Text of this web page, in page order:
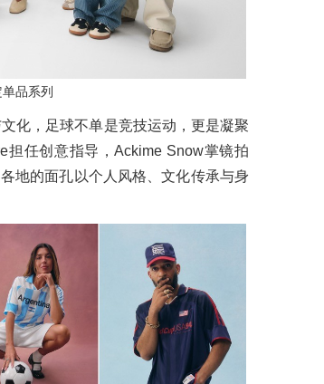
品系列
化，足球不单是竞技运动，更是凝聚
担任创意指导，Ackime Snow掌镜拍
地的面孔以个人风格、文化传承与身